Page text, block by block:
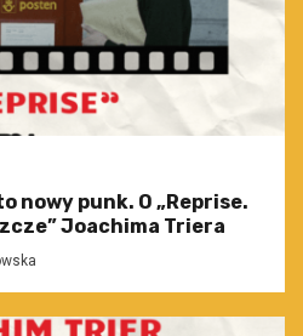
nowy punk. O „Reprise.
Joachima Triera